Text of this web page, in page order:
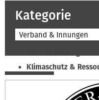
Kategorie
Verband & Innungen
Klimaschutz &
Normen & Fachregeln
Prävention &